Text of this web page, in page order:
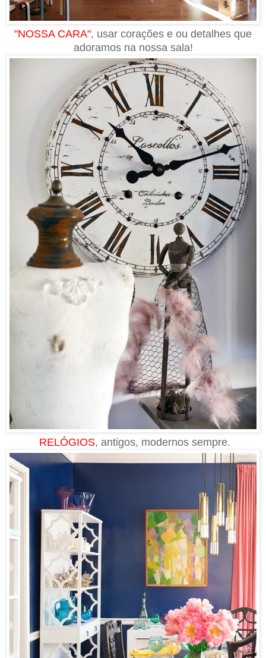
"NOSSA CARA", usar corações e ou detalhes que
adoramos na nossa sala!
RELÓGIOS, antigos, modernos sempre.